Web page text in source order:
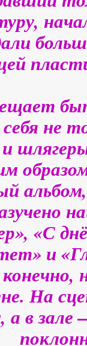
не
«С
и
На
а в